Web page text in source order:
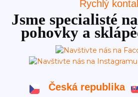
Rychlý
Jsme specialisté
pohovky a
Česká republika